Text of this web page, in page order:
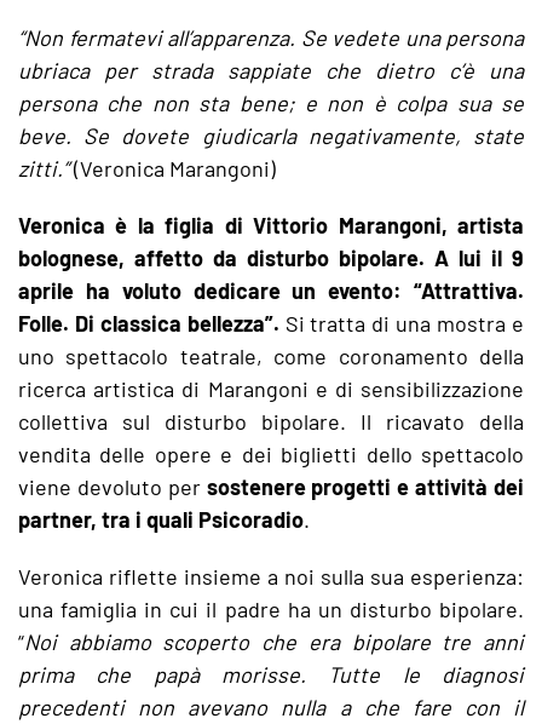
“Non fermatevi all’apparenza. Se vedete una persona
ubriaca per strada sappiate che dietro c’è una
persona che non sta bene; e non è colpa sua se
beve. Se dovete giudicarla negativamente, state
zitti.”(Veronica Marangoni)
Veronica è la figlia di Vittorio Marangoni, artista
bolognese, affetto da disturbo bipolare. A lui il 9
aprile ha voluto dedicare un evento: “Attrattiva.
Folle. Di classica bellezza”. Si tratta di una mostra e
uno spettacolo teatrale, come coronamento della
ricerca artistica di Marangoni e di sensibilizzazione
collettiva sul disturbo bipolare. Il ricavato della
vendita delle opere e dei biglietti dello spettacolo
viene devoluto per sostenere progetti e attività dei
partner, tra i quali Psicoradio.
Veronica riflette insieme a noi sulla sua esperienza:
una famiglia in cui il padre ha un disturbo bipolare.
“Noi abbiamo scoperto che era bipolare tre anni
prima che papà morisse. Tutte le diagnosi
precedenti non avevano nulla a che fare con il